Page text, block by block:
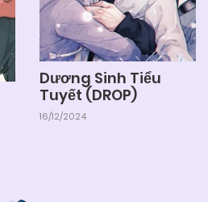
Dương Sinh Tiểu
Tuyết (DROP)
16/12/2024